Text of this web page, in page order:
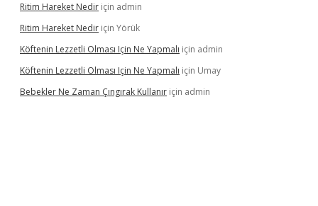
Ritim Hareket Nedir için admin
Ritim Hareket Nedir için Yörük
Köftenin Lezzetli Olması Için Ne Yapmalı için admin
Köftenin Lezzetli Olması Için Ne Yapmalı için Umay
Bebekler Ne Zaman Çıngırak Kullanır için admin